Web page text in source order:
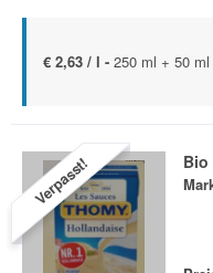
€ 2,63 / l - 250 ml + 50
Verpasst! Bio